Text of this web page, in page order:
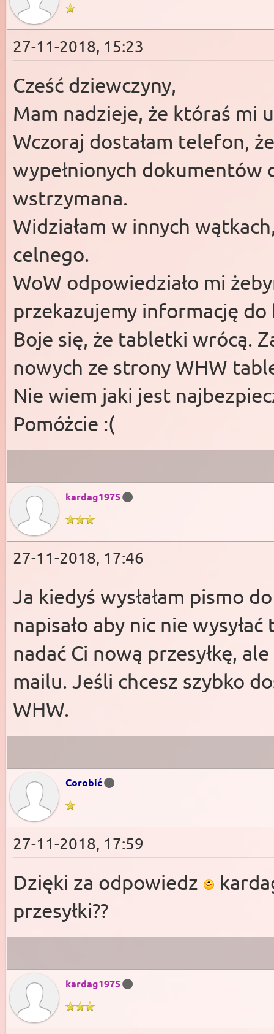
27-11-2018, 15:23
Cześć dziewczyny,
Mam nadzieje, że któraś mi
Wczoraj dostałam telefon,
wypełnionych dokumentów
wstrzymana.
Widziałam w innych
celnego.
WoW odpowiedziało mi
przekazujemy informację
Boje się, że tabletki wrócą.
nowych ze strony WHW
Nie wiem jaki jest
Pomóżcie :(
kardag1975
27-11-2018, 17:46
Ja kiedyś wysłałam pismo
napisało aby nic nie
nadać Ci nową przesyłkę,
mailu. Jeśli chcesz szybko
WHW.
Corobić
27-11-2018, 17:59
Dzięki za odpowiedz
przesyłki??
kardag1975